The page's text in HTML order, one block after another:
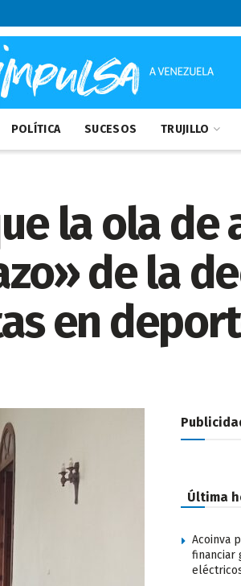
POLÍTICA SUCESOS TRUJILLO
la ola de
de la
en
Última
Acoinva
financiar